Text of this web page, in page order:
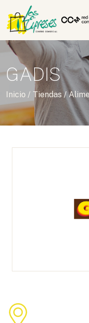
GADIS
Inicio / Tiendas /